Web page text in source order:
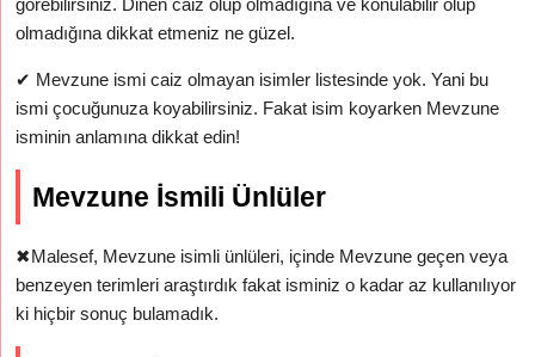
görebilirsiniz. Dinen caiz olup olmadığına ve konulabilir olup
olmadığına dikkat etmeniz ne güzel.
✔ Mevzune ismi caiz olmayan isimler listesinde yok. Yani bu
ismi çocuğunuza koyabilirsiniz. Fakat isim koyarken Mevzune
isminin anlamına dikkat edin!
Mevzune İsmili Ünlüler
✖Malesef, Mevzune isimli ünlüleri, içinde Mevzune geçen veya
benzeyen terimleri araştırdık fakat isminiz o kadar az kullanılıyor
ki hiçbir sonuç bulamadık.